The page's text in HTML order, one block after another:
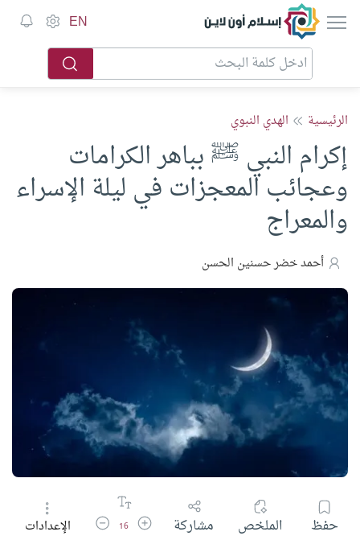
إسلام أون لاين EN
الرئيسية الهدي النبوي
إكرام النبي ﷺ بباهر الكرامات
وعجائب المعجزات في ليلة الإسراء
والمعراج
أحمد خضر حسنين الحسن
حفظ الملخص مشاركة زيادة حجم الخط
16 تقليل حجم الخط
الإعدادات